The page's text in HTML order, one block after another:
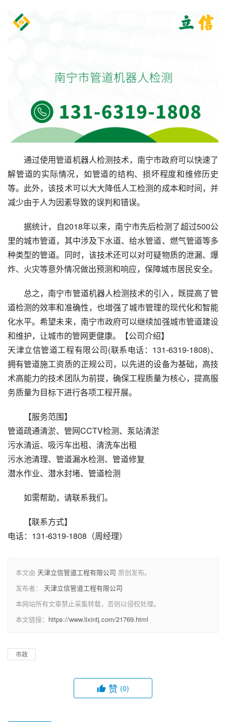
通过使用管道机器人检测技术，南宁市政府可以快速了
解管道的实际情况，如管道的结构、损坏程度和维修历史
等。此外，该技术可以大大降低人工检测的成本和时间，并
减少由于人为因素导致的误判和错误。
据统计，自2018年以来，南宁市先后检测了超过500公
里的城市管道，其中涉及下水道、给水管道、燃气管道等多
种类型的管道。同时，该技术还可以对可疑物质的泄漏、爆
炸、火灾等意外情况做出预测和响应，保障城市居民安全。
总之，南宁市管道机器人检测技术的引入，既提高了管
道检测的效率和准确性，也增强了城市管理的现代化和智能
化水平。希望未来，南宁市政府可以继续加强城市管道建设
和维护，让城市的管网更健康。【公司介绍】
天津立信管道工程有限公司(联系电话：131-6319-1808)、
拥有管道施工资质的正规公司，以先进的设备为基础，高技
术高能力的技术团队为前提，确保工程质量为核心，提高服
务质量为目标下进行各项工程开展。
【服务范围】
管道疏通清淤、管网CCTV检测、泵站清淤
污水清运、吸污车出租、清洗车出租
污水池清理、管道漏水检测、管道修复
潜水作业、潜水封堵、管道检测
如需帮助，请联系我们。
【联系方式】
电话：131-6319-1808（周经理）
本文由 天津立信管道工程有限公司 原创发布。
发布者： 天津立信管道工程有限公司
本网站所有文章禁止采集转载，否则以侵权处理。
本文链接： https://www.lixintj.com/21769.html
市政
赞 (0)